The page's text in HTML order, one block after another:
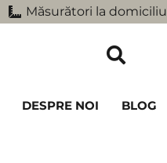
Măsurători la domiciliu
DESPRE NOI BLOG